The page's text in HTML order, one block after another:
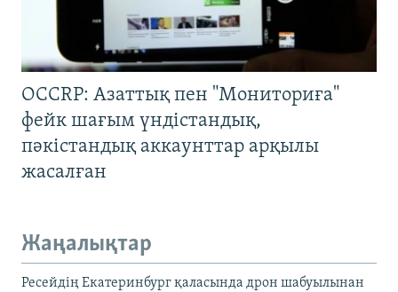
OCCRP: Азаттық пен "Мониториға"
фейк шағым үндістандық,
пәкістандық аккаунттар арқылы
жасалған
Жаңалықтар
Ресейдің Екатеринбург қаласында дрон шабуылынан